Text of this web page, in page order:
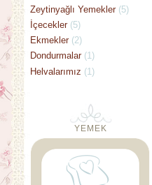
Zeytinyağlı Yemekler (5)
İçecekler (5)
Ekmekler (2)
Dondurmalar (1)
Helvalarımız (1)
YEMEK